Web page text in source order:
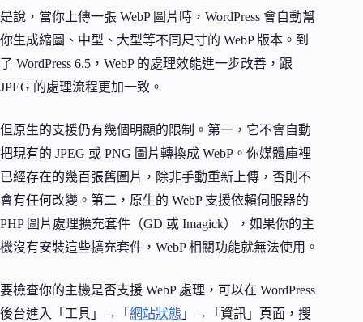
是說，當你上傳一張 WebP 圖片時，WordPress 會自動幫
你生成縮圖、中型、大型等不同尺寸的 WebP 版本。到
了 WordPress 6.5，WebP 的處理效能進一步改善，跟
JPEG 的處理流程更加一致。
但原生的支援仍有幾個明顯的限制。第一，它不會自動
把現有的 JPEG 或 PNG 圖片轉換成 WebP。你媒體庫裡
已經存在的幾百張舊圖片，除非手動重新上傳，否則不
會有任何改變。第二，原生的 WebP 支援依賴伺服器的
PHP 圖片處理擴充套件（GD 或 Imagick），如果你的主
機沒有安裝這些擴充套件，WebP 相關功能就無法使用。
要檢查你的主機是否支援 WebP 處理，可以在 WordPress
後台進入「工具」→「 網站狀態 」→「資訊」頁面，搜